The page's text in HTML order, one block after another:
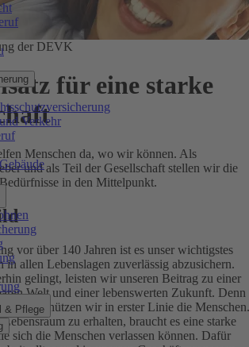
Verkehr
& Pflege
der DEVK
für eine starke
Menschen da, wo wir können. Als
und als Teil der Gesellschaft stellen wir die
in den Mittelpunkt.
vor über 140 Jahren ist es unser wichtigstes
in allen Lebenslagen zuverlässig abzusichern.
gelingt, leisten wir unseren Beitrag zu einer
Welt und einer lebenswerten Zukunft. Denn
so schützen wir in erster Linie die Menschen.
zu erhalten, braucht es eine starke
sich die Menschen verlassen können. Dafür